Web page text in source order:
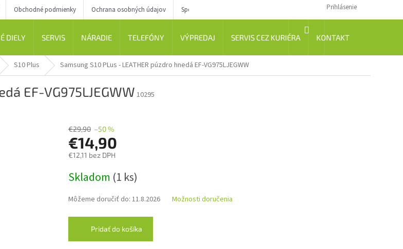
Obchodné podmienky Ochrana osobných údajov Spôsob dopravy Prihlásenie
NÁKUPNÝ
DIELY SERVIS NÁRADIE TELEFÓNY VÝPREDAJ SERVIS CEZ KURIÉRA KONTAKT
S10 Plus Samsung S10 PLus - LEATHER púzdro hnedá EF-VG975LJEGWW
EF-VG975LJEGWW 10295
€29,90 –50 %
€14,90
€12,11 bez DPH
cena:
Skladom (1 ks)
Môžeme doručiť do: 11.8.2026 Možnosti doručenia
Pridať do košíka